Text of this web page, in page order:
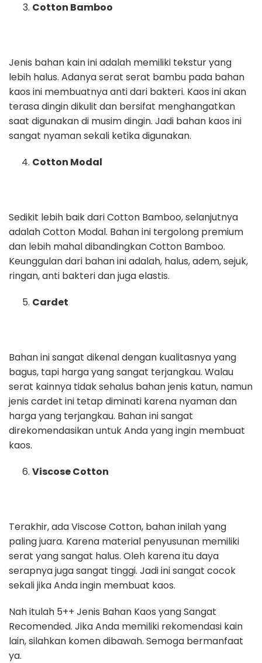
Cotton Bamboo
Jenis bahan kain ini adalah memiliki tekstur yang
lebih halus. Adanya serat serat bambu pada bahan
kaos ini membuatnya anti dari bakteri. Kaos ini akan
terasa dingin dikulit dan bersifat menghangatkan
saat digunakan di musim dingin. Jadi bahan kaos ini
sangat nyaman sekali ketika digunakan.
Cotton Modal
Sedikit lebih baik dari Cotton Bamboo, selanjutnya
adalah Cotton Modal. Bahan ini tergolong premium
dan lebih mahal dibandingkan Cotton Bamboo.
Keunggulan dari bahan ini adalah, halus, adem, sejuk,
ringan, anti bakteri dan juga elastis.
Cardet
Bahan ini sangat dikenal dengan kualitasnya yang
bagus, tapi harga yang sangat terjangkau. Walau
serat kainnya tidak sehalus bahan jenis katun, namun
jenis cardet ini tetap diminati karena nyaman dan
harga yang terjangkau. Bahan ini sangat
direkomendasikan untuk Anda yang ingin membuat
kaos.
Viscose Cotton
Terakhir, ada Viscose Cotton, bahan inilah yang
paling juara. Karena material penyusunan memiliki
serat yang sangat halus. Oleh karena itu daya
serapnya juga sangat tinggi. Jadi ini sangat cocok
sekali jika Anda ingin membuat kaos.
Nah itulah 5++ Jenis Bahan Kaos yang Sangat
Recomended. Jika Anda memiliki rekomendasi kain
lain, silahkan komen dibawah. Semoga bermanfaat
ya.